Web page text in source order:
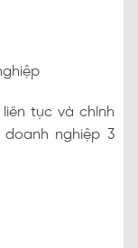
tục và chính
nghiệp 3